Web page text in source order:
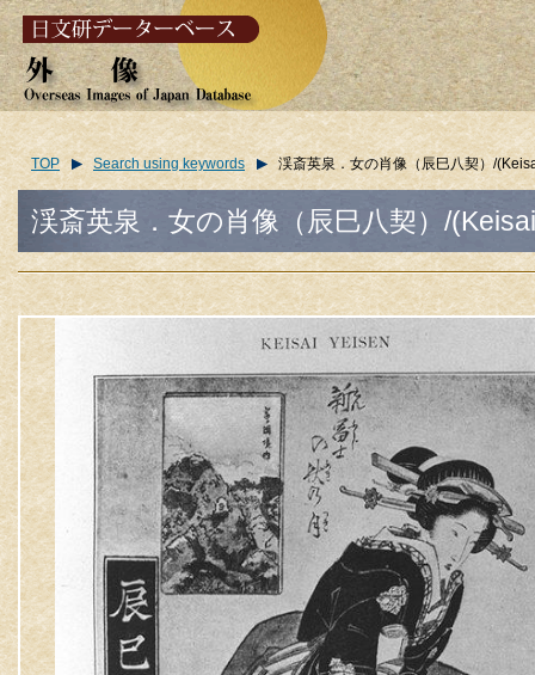
TOP Search using keywords 渓斎英泉．女の肖像（辰巳八契）/
渓斎英泉．女の肖像（辰巳八契）/